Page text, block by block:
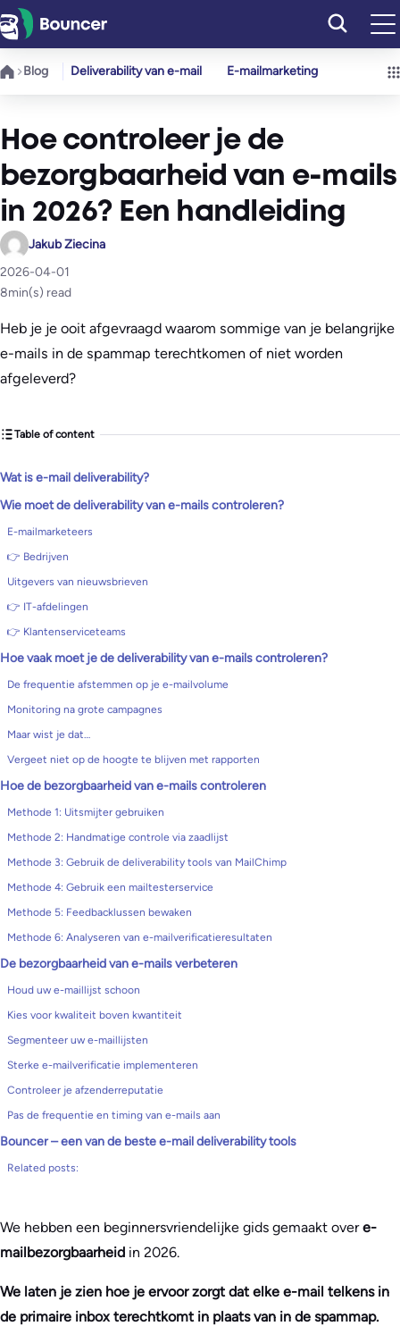
Ga
naar
de
Blog Deliverability van e-mail E-mailmarketing
Hoe controleer je de
bezorgbaarheid van e-mails
in 2026? Een handleiding
Jakub Ziecina
2026-04-01
8min(s) read
Heb je je ooit afgevraagd waarom sommige van je belangrijke
e-mails in de spammap terechtkomen of niet worden
afgeleverd?
Table of content
Wat is e-mail deliverability?
Wie moet de deliverability van e-mails controleren?
E-mailmarketeers
👉 Bedrijven
Uitgevers van nieuwsbrieven
👉 IT-afdelingen
👉 Klantenserviceteams
Hoe vaak moet je de deliverability van e-mails controleren?
De frequentie afstemmen op je e-mailvolume
Monitoring na grote campagnes
Maar wist je dat…
Vergeet niet op de hoogte te blijven met rapporten
Hoe de bezorgbaarheid van e-mails controleren
Methode 1: Uitsmijter gebruiken
Methode 2: Handmatige controle via zaadlijst
Methode 3: Gebruik de deliverability tools van MailChimp
Methode 4: Gebruik een mailtesterservice
Methode 5: Feedbacklussen bewaken
Methode 6: Analyseren van e-mailverificatieresultaten
De bezorgbaarheid van e-mails verbeteren
Houd uw e-maillijst schoon
Kies voor kwaliteit boven kwantiteit
Segmenteer uw e-maillijsten
Sterke e-mailverificatie implementeren
Controleer je afzenderreputatie
Pas de frequentie en timing van e-mails aan
Bouncer – een van de beste e-mail deliverability tools
Related posts:
We hebben een beginnersvriendelijke gids gemaakt overe-
mailbezorgbaarheid in 2026.
We laten je zien hoe je ervoor zorgt dat elke e-mail telkens in
de primaire inbox terechtkomt in plaats van in de spammap.